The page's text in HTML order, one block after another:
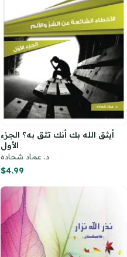
أيثق الله بك أنك تثق به؟ الجزء
الأول
د. عماد شحاده
$4.99